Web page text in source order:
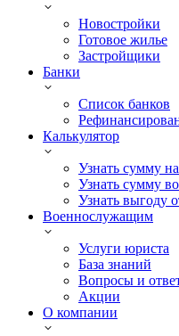
Новостройки
Готовое жилье
Застройщики
Банки
Список банков
Калькулятор
Узнать сумму
Узнать сумму
Узнать выгоду
Военнослужащим
Услуги юриста
База знаний
Вопросы и
Акции
О компании